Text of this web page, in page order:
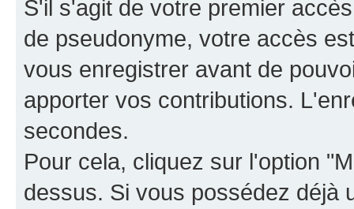
S'il s'agit de votre premier
de pseudonyme, votre accès
vous enregistrer avant de
apporter vos contributions.
secondes.
Pour cela, cliquez sur l'option
dessus. Si vous possédez déjà